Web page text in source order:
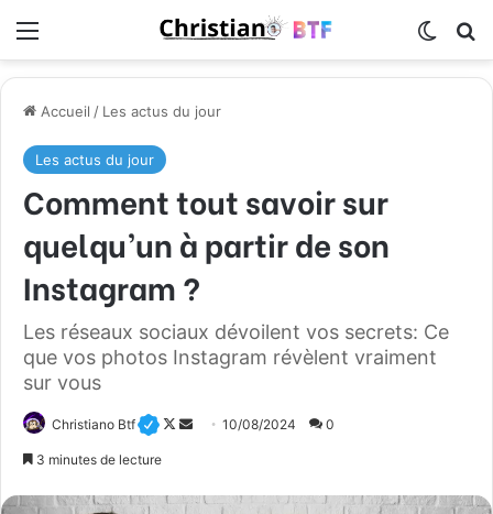
Accueil / Les actus du jour
Les actus du jour
Comment tout savoir sur
quelqu’un à partir de son
Instagram ?
Les réseaux sociaux dévoilent vos secrets: Ce
que vos photos Instagram révèlent vraiment
sur vous
Christiano Btf
F
l
o
10/08/2024 0
3 minutes de lecture